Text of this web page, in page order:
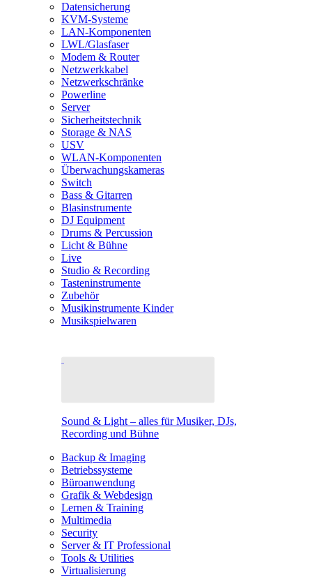
Datensicherung
KVM-Systeme
LAN-Komponenten
LWL/Glasfaser
Modem & Router
Netzwerkkabel
Netzwerkschränke
Powerline
Server
Sicherheitstechnik
Storage & NAS
USV
WLAN-Komponenten
Überwachungskameras
Switch
Bass & Gitarren
Blasinstrumente
DJ Equipment
Drums & Percussion
Licht & Bühne
Live
Studio & Recording
Tasteninstrumente
Zubehör
Musikinstrumente Kinder
Musikspielwaren
Sound & Light – alles für Musiker, DJs,
Recording und Bühne
Backup & Imaging
Betriebssysteme
Büroanwendung
Grafik & Webdesign
Lernen & Training
Multimedia
Security
Server & IT Professional
Tools & Utilities
Virtualisierung